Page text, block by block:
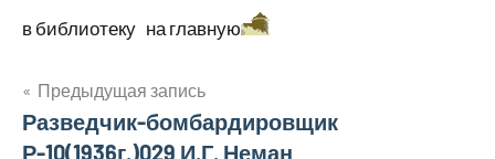
в библиотеку на главную
Навигация
по
Предыдущая запись
Разведчик-бомбардировщик
Р-10(1936г.)029 И.Г. Неман